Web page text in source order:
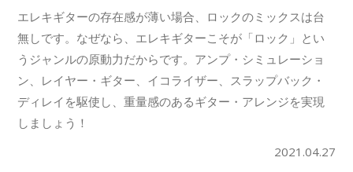
エレキギターの存在感が薄い場合、ロックのミックスは台
無しです。なぜなら、エレキギターこそが「ロック」とい
うジャンルの原動力だからです。アンプ・シミュレーショ
ン、レイヤー・ギター、イコライザー、スラップバック・
ディレイを駆使し、重量感のあるギター・アレンジを実現
しましょう！
2021.04.27